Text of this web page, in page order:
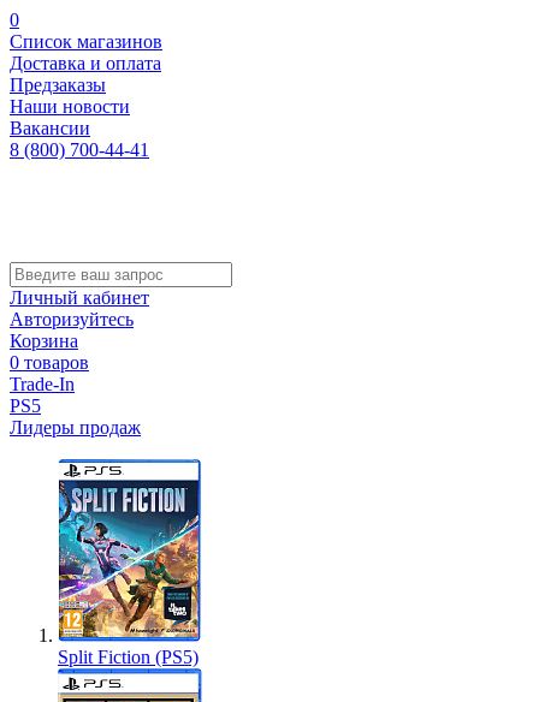
0
Список магазинов
Доставка и оплата
Предзаказы
Наши новости
Вакансии
8 (800) 700-44-41
Личный кабинет
Авторизуйтесь
Корзина
0 товаров
Trade-In
PS5
Лидеры продаж
Split Fiction (PS5)